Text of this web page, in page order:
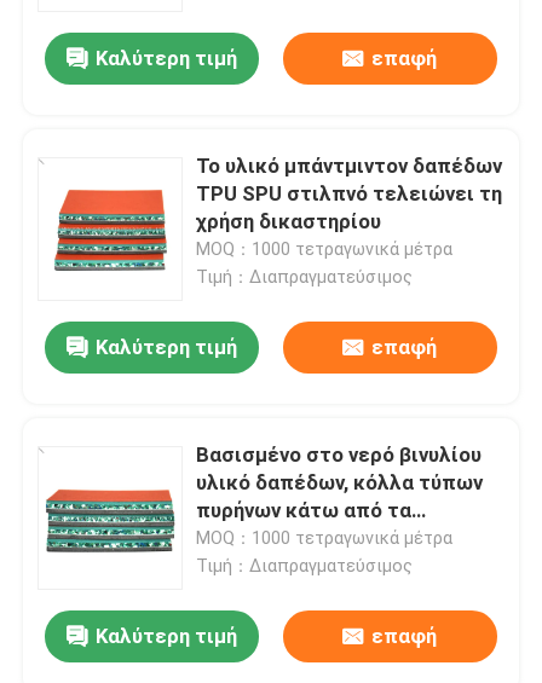
Καλύτερη τιμή επαφή
Το υλικό μπάντμιντον δαπέδων
TPU SPU στιλπνό τελειώνει τη
χρήση δικαστηρίου
MOQ：1000 τετραγωνικά μέτρα
Τιμή：Διαπραγματεύσιμος
Καλύτερη τιμή επαφή
Βασισμένο στο νερό βινυλίου
υλικό δαπέδων, κόλλα τύπων
πυρήνων κάτω από τα
κεραμίδια ταπήτων
MOQ：1000 τετραγωνικά μέτρα
Τιμή：Διαπραγματεύσιμος
Καλύτερη τιμή επαφή